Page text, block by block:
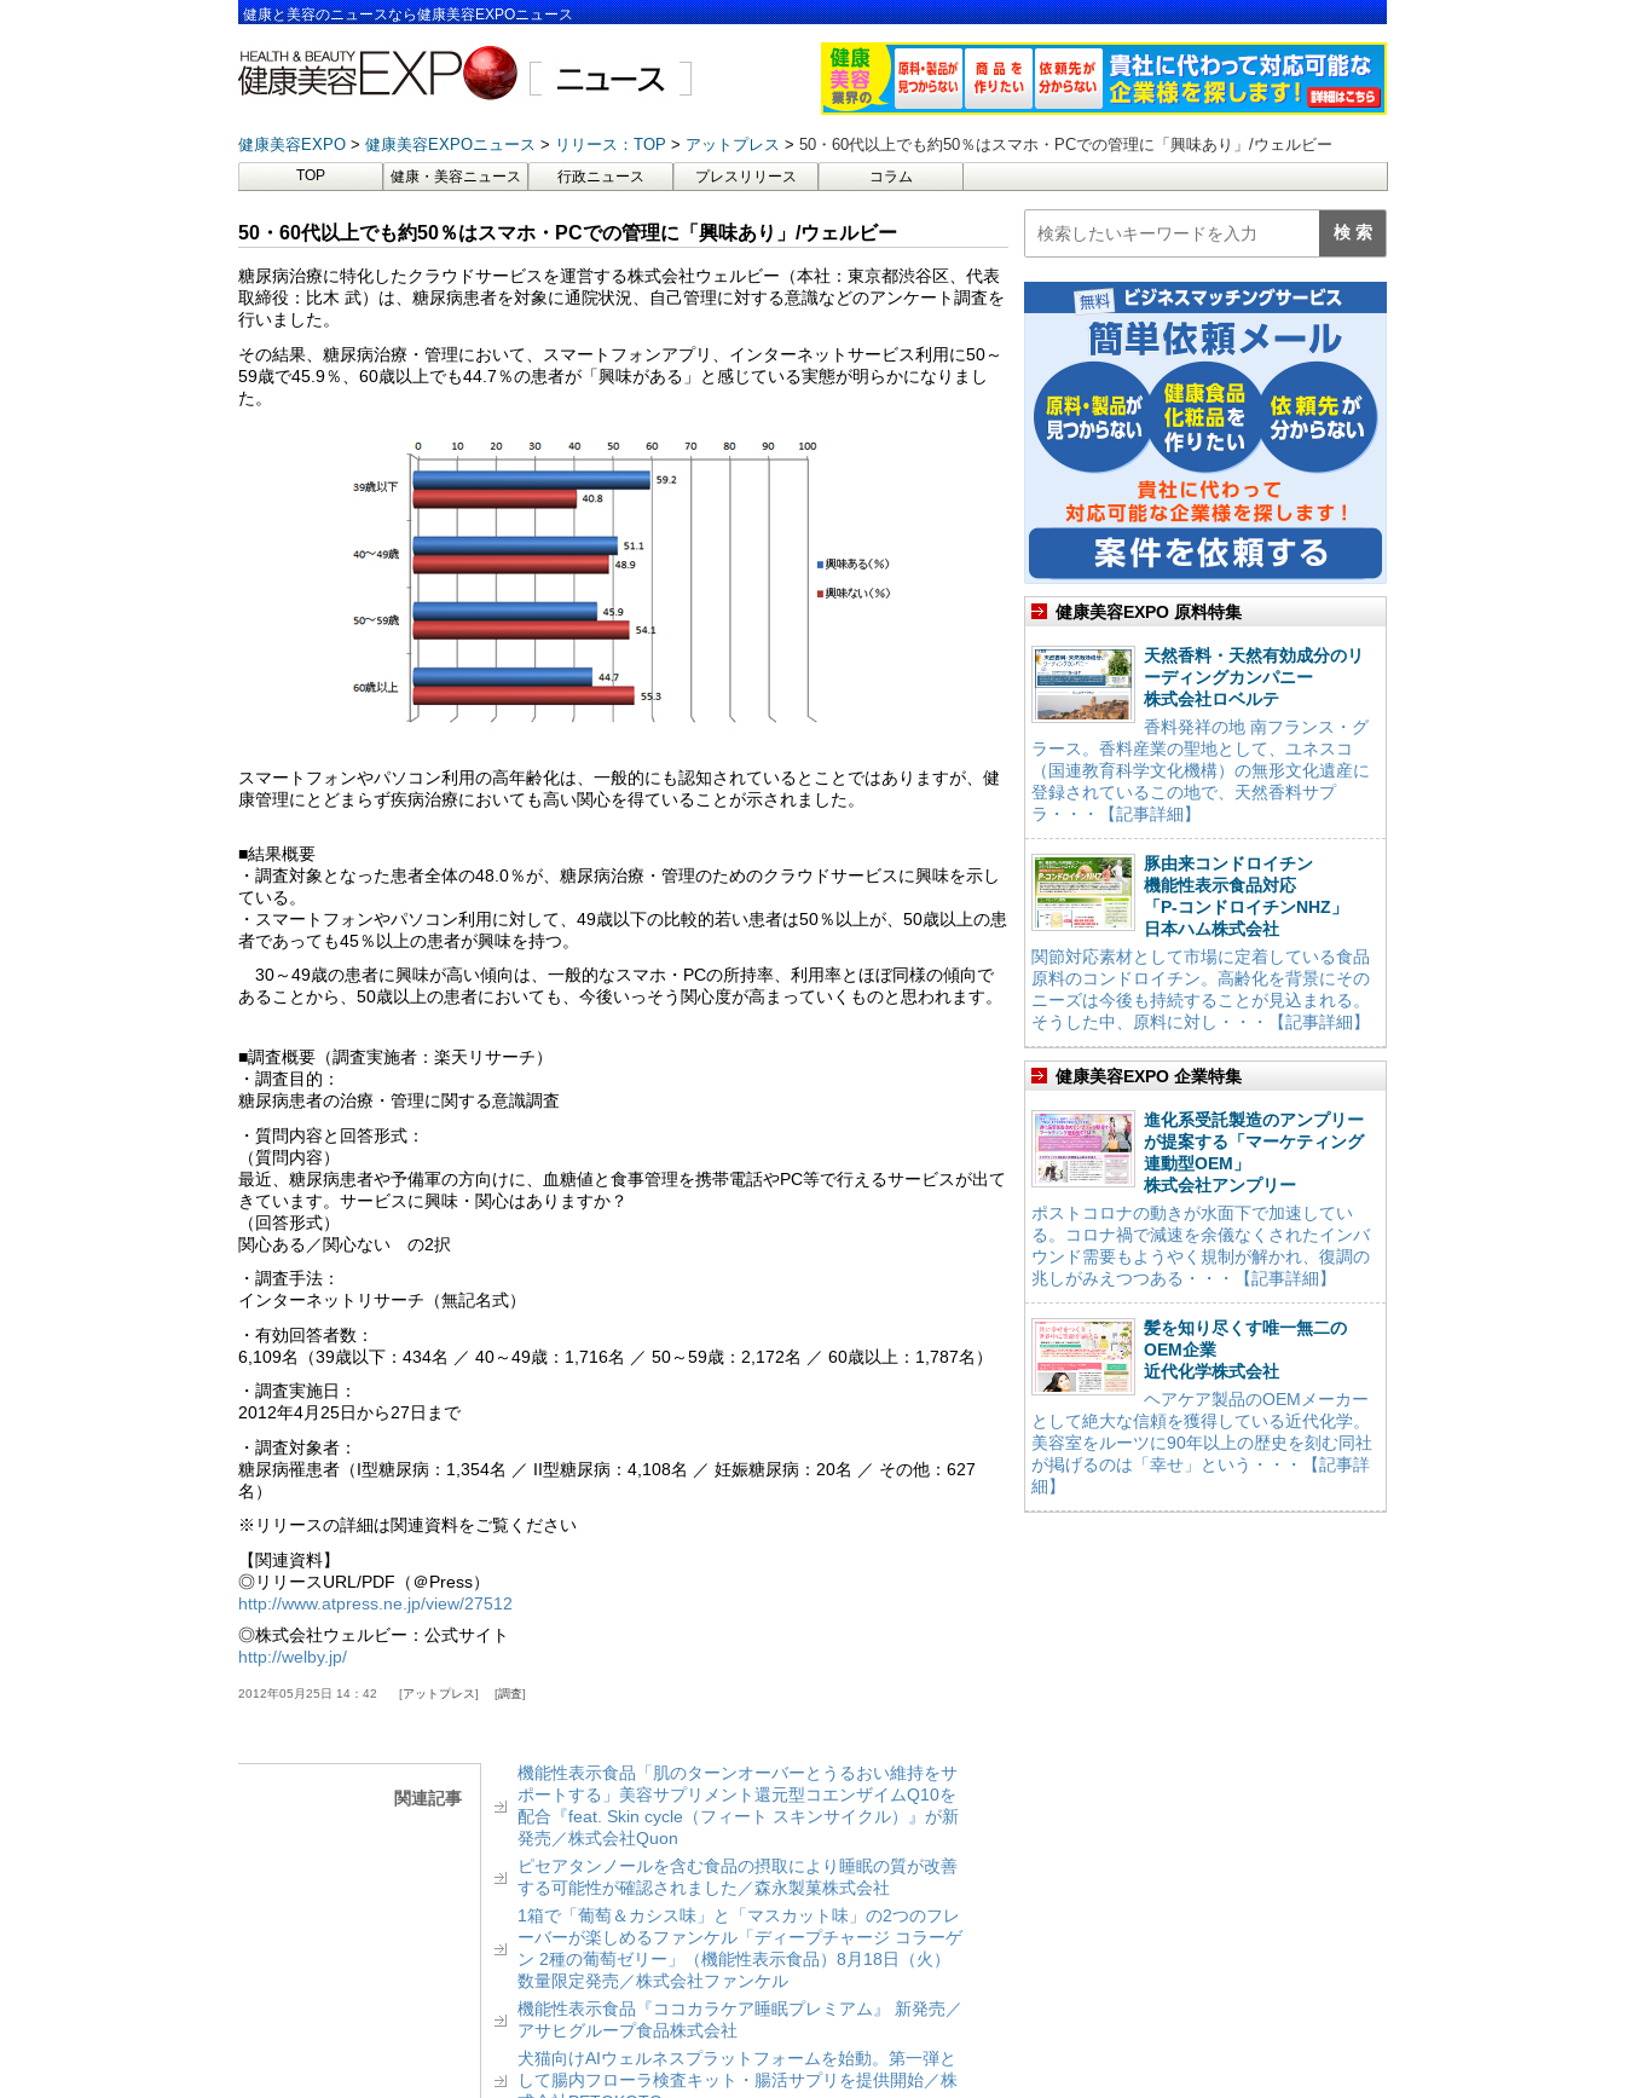
健康と美容のニュースなら健康美容EXPOニュース
健康美容EXPO 健康美容EXPOニュース リリース：TOP アットプレス 50・60代以上でも約50％はスマホ・PCでの管理に「興味あり」/ウェルビー
TOP 健康・美容ニュース 行政ニュース プレスリリース コラム
50・60代以上でも約50％はスマホ・PCでの管理に「興味あり」/ウェルビー
糖尿病治療に特化したクラウドサービスを運営する株式会社ウェルビー（本社：東京都渋谷区、代表
取締役：比木 武）は、糖尿病患者を対象に通院状況、自己管理に対する意識などのアンケート調査を
行いました。
その結果、糖尿病治療・管理において、スマートフォンアプリ、インターネットサービス利用に50～
59歳で45.9％、60歳以上でも44.7％の患者が「興味がある」と感じている実態が明らかになりまし
た。
スマートフォンやパソコン利用の高年齢化は、一般的にも認知されているとことではありますが、健
康管理にとどまらず疾病治療においても高い関心を得ていることが示されました。
■結果概要
・調査対象となった患者全体の48.0％が、糖尿病治療・管理のためのクラウドサービスに興味を示し
ている。
・スマートフォンやパソコン利用に対して、49歳以下の比較的若い患者は50％以上が、50歳以上の患
者であっても45％以上の患者が興味を持つ。
30～49歳の患者に興味が高い傾向は、一般的なスマホ・PCの所持率、利用率とほぼ同様の傾向で
あることから、50歳以上の患者においても、今後いっそう関心度が高まっていくものと思われます。
■調査概要（調査実施者：楽天リサーチ）
・調査目的：
糖尿病患者の治療・管理に関する意識調査
・質問内容と回答形式：
（質問内容）
最近、糖尿病患者や予備軍の方向けに、血糖値と食事管理を携帯電話やPC等で行えるサービスが出て
きています。サービスに興味・関心はありますか？
（回答形式）
関心ある／関心ない の2択
・調査手法：
インターネットリサーチ（無記名式）
・有効回答者数：
6,109名（39歳以下：434名 ／ 40～49歳：1,716名 ／ 50～59歳：2,172名 ／ 60歳以上：1,787名）
・調査実施日：
2012年4月25日から27日まで
・調査対象者：
糖尿病罹患者（I型糖尿病：1,354名 ／ II型糖尿病：4,108名 ／ 妊娠糖尿病：20名 ／ その他：627
名）
※リリースの詳細は関連資料をご覧ください
【関連資料】
◎リリースURL/PDF（＠Press）
http://www.atpress.ne.jp/view/27512
◎株式会社ウェルビー：公式サイト
http://welby.jp/
2012年05月25日 14：42 アットプレス 調査
関連記事
機能性表示食品「肌のターンオーバーとうるおい維持をサ
ポートする」美容サプリメント還元型コエンザイムQ10を
配合『feat. Skin cycle（フィート スキンサイクル）』が新
発売／株式会社Quon
ピセアタンノールを含む食品の摂取により睡眠の質が改善
する可能性が確認されました／森永製菓株式会社
1箱で「葡萄＆カシス味」と「マスカット味」の2つのフレ
ーバーが楽しめるファンケル「ディープチャージ コラーゲ
ン 2種の葡萄ゼリー」（機能性表示食品）8月18日（火）
数量限定発売／株式会社ファンケル
機能性表示食品『ココカラケア睡眠プレミアム』 新発売／
アサヒグループ食品株式会社
犬猫向けAIウェルネスプラットフォームを始動。第一弾と
して腸内フローラ検査キット・腸活サプリを提供開始／株
健康美容EXPO 原料特集
天然香料・天然有効成分のリ
ーディングカンパニー
株式会社ロベルテ
香料発祥の地 南フランス・グ
ラース。香料産業の聖地として、ユネスコ
（国連教育科学文化機構）の無形文化遺産に
登録されているこの地で、天然香料サプ
ラ・・・【記事詳細】
豚由来コンドロイチン
機能性表示食品対応
「P-コンドロイチンNHZ」
日本ハム株式会社
関節対応素材として市場に定着している食品
原料のコンドロイチン。高齢化を背景にその
ニーズは今後も持続することが見込まれる。
そうした中、原料に対し・・・【記事詳細】
健康美容EXPO 企業特集
進化系受託製造のアンプリー
が提案する「マーケティング
連動型OEM」
株式会社アンプリー
ポストコロナの動きが水面下で加速してい
る。コロナ禍で減速を余儀なくされたインバ
ウンド需要もようやく規制が解かれ、復調の
兆しがみえつつある・・・【記事詳細】
髪を知り尽くす唯一無二の
OEM企業
近代化学株式会社
ヘアケア製品のOEMメーカー
として絶大な信頼を獲得している近代化学。
美容室をルーツに90年以上の歴史を刻む同社
が掲げるのは「幸せ」という・・・【記事詳
細】